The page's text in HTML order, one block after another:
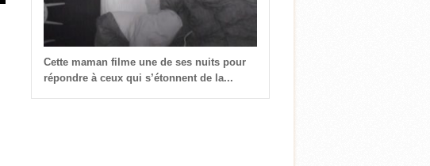
Cette maman filme une de ses nuits pour
répondre à ceux qui s’étonnent de la...